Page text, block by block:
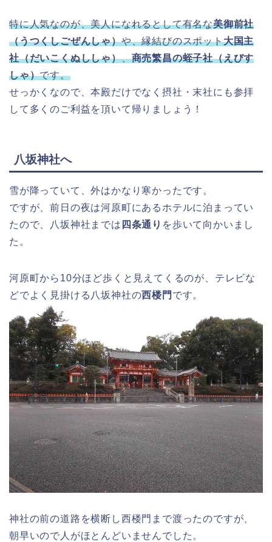
特に人気なのが、美人になれるとして有名な美御前社
（うつくしごぜんしゃ）や、縁結びのスポット大国主
社（だいこくぬししゃ）、商売繁昌の蛭子社（えびす
しゃ）です。
せっかくなので、本殿だけでなく摂社・末社にも参拝
して多くのご利益を頂いて帰りましょう！
八坂神社へ
雪が降っていて、外はかなり寒かったです。
ですが、前日の夜は河原町にあるホテルに泊まってい
たので、八坂神社までは 四条通り を歩いて向かいまし
た。
河原町から10分ほど歩くと見えてくるのが、テレビな
どでよく見掛ける八坂神社の西楼門 です。
神社の前の道路を横断し西楼門まで渡ったのですが、
朝早いので人がほとんどいませんでした。